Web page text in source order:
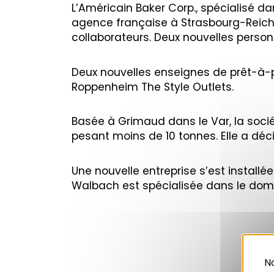
L’Américain Baker Corp., spécialisé
agence française à Strasbourg-
collaborateurs. Deux nouvelles
Deux nouvelles enseignes de prêt-
Roppenheim The Style Outlets.
Basée à Grimaud dans le Var, la
pesant moins de 10 tonnes. Elle a
Une nouvelle entreprise s’est
Walbach est spécialisée dans le